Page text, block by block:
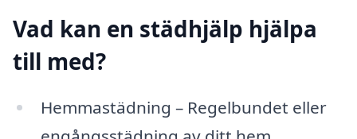
Vad kan en städhjälp hjälpa
till med?
Hemmastädning – Regelbundet eller